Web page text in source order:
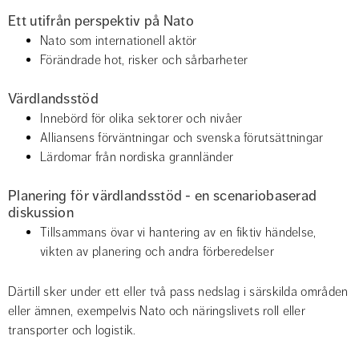
Ett utifrån perspektiv på Nato
Nato som internationell aktör
Förändrade hot, risker och sårbarheter
Värdlandsstöd
Innebörd för olika sektorer och nivåer
Alliansens förväntningar och svenska förutsättningar
Lärdomar från nordiska grannländer
Planering för värdlandsstöd - en scenariobaserad
diskussion
Tillsammans övar vi hantering av en fiktiv händelse,
vikten av planering och andra förberedelser
Därtill sker under ett eller två pass nedslag i särskilda områden
eller ämnen, exempelvis Nato och näringslivets roll eller
transporter och logistik.